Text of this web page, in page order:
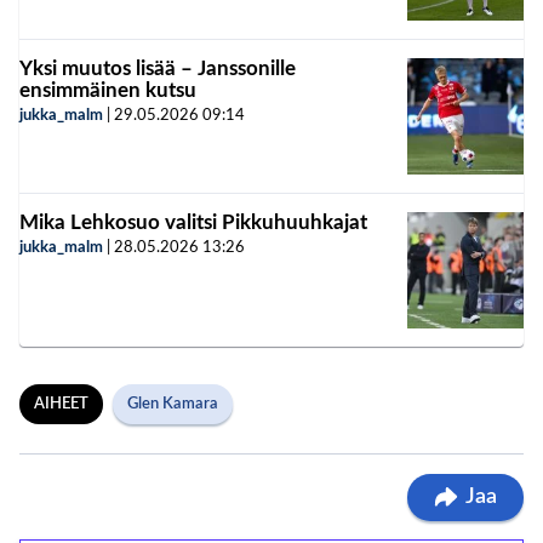
Yksi muutos lisää – Janssonille
ensimmäinen kutsu
jukka_malm 29.05.2026 09:14
Mika Lehkosuo valitsi Pikkuhuuhkajat
jukka_malm 28.05.2026 13:26
AIHEET Glen Kamara
Jaa